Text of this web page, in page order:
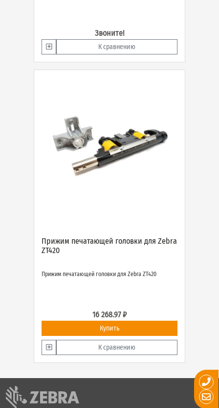
Звоните!
К сравнению
Прижим печатающей головки для Zebra
ZT420
Прижим печатающей головки для Zebra ZT420
16 268.97 ₽
Купить
К сравнению